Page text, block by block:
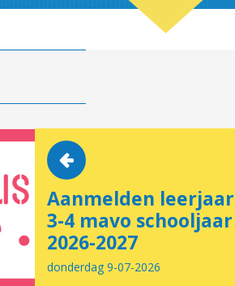
Aanmelden leerjaar
3-4 mavo schooljaar
2026-2027
donderdag 9-07-2026